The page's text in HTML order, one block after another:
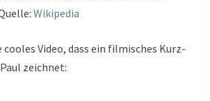
Wikipedia
Video, dass ein filmisches Kurz-
zeichnet: